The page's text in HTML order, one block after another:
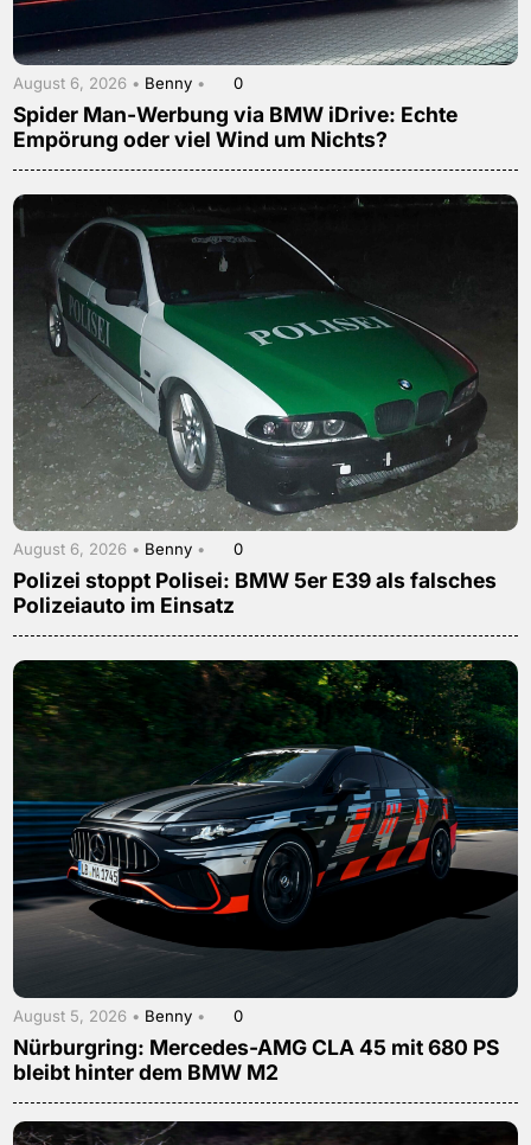
August 6, 2026 • Benny • 0
Spider Man-Werbung via BMW iDrive: Echte
Empörung oder viel Wind um Nichts?
August 6, 2026 • Benny • 0
Polizei stoppt Polisei: BMW 5er E39 als falsches
Polizeiauto im Einsatz
August 5, 2026 • Benny • 0
Nürburgring: Mercedes-AMG CLA 45 mit 680 PS
bleibt hinter dem BMW M2